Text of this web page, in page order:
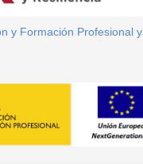
y Formación